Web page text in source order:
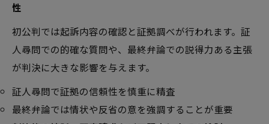
性
初公判では起訴内容の確認と証拠調べが行われます。証
人尋問での的確な質問や、最終弁論での説得力ある主張
が判決に大きな影響を与えます。
証人尋問で証拠の信頼性を慎重に精査
最終弁論では情状や反省の意を強調することが重要